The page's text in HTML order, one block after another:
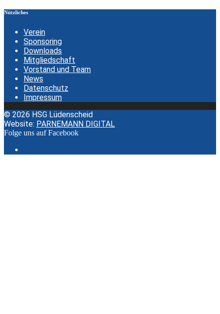
Nützliches
Verein
Sponsoring
Downloads
Mitgliedschaft
Vorstand und Team
News
Datenschutz
Impressum
© 2026 HSG Lüdenscheid
Website: PARNEMANN DIGITAL
Folge uns auf Facebook